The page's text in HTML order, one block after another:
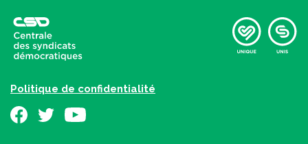
Politique de confidentialité